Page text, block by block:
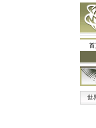
世